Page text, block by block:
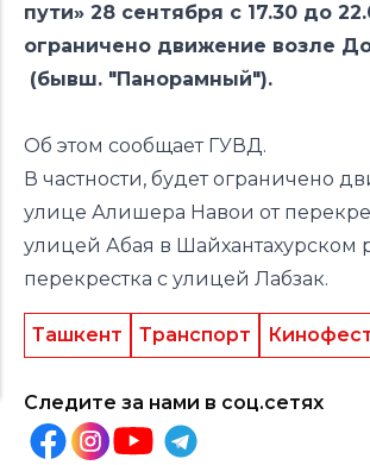
пути» 28 сентября с 17.30 до
ограничено движение возле
(бывш. "Панорамный").
Об этом сообщает ГУВД.
В частности, будет ограничено
улице Алишера Навои от
улицей Абая в Шайхантахурском
перекрестка с улицей Лабзак.
Ташкент Транспорт
Следите за нами в соц.сетях